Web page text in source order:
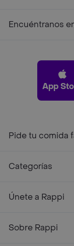
Encuéntranos
App
Pide tu comida
Categorías
Únete a Rappi
Sobre Rappi